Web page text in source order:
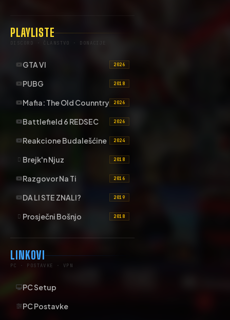
PLAYLISTE
DISCORD · ČLANSTVO · DONACIJE
GTA VI 2026
PUBG 2018
Mafia: The Old Counntry 2026
Battlefield 6 REDSEC 2026
Reakcione Budalešćine 2024
Brejk'n Njuz 2018
Razgovor Na Ti 2016
DA LI STE ZNALI? 2019
Prosječni Bošnjo 2018
LINKOVI
PC · POSTAVKE · VPN
PC Setup
PC Postavke